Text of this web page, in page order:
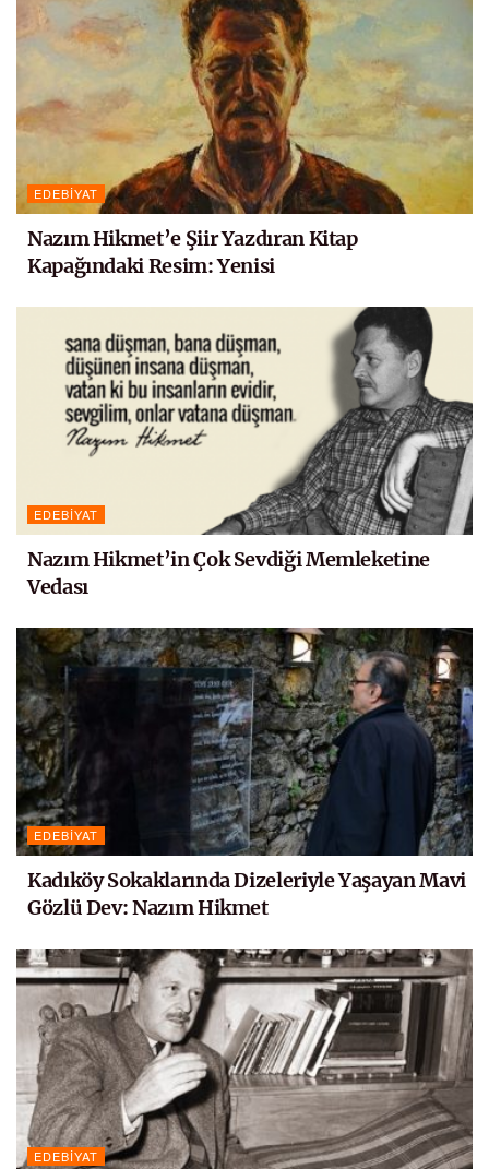
EDEBIYAT
Nazım Hikmet’e Şiir Yazdıran Kitap
Kapağındaki Resim: Yenisi
EDEBIYAT
Nazım Hikmet’in Çok Sevdiği Memleketine
Vedası
EDEBIYAT
Kadıköy Sokaklarında Dizeleriyle Yaşayan Mavi
Gözlü Dev: Nazım Hikmet
EDEBIYAT